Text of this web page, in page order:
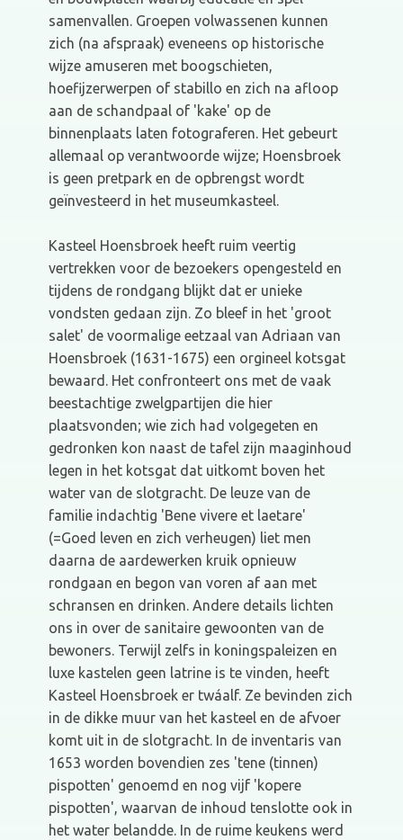
samenvallen. Groepen volwassenen kunnen
zich (na afspraak) eveneens op historische
wijze amuseren met boogschieten,
hoefijzerwerpen of stabillo en zich na afloop
aan de schandpaal of 'kake' op de
binnenplaats laten fotograferen. Het gebeurt
allemaal op verantwoorde wijze; Hoensbroek
is geen pretpark en de opbrengst wordt
geïnvesteerd in het museumkasteel.
Kasteel Hoensbroek heeft ruim veertig
vertrekken voor de bezoekers opengesteld en
tijdens de rondgang blijkt dat er unieke
vondsten gedaan zijn. Zo bleef in het 'groot
salet' de voormalige eetzaal van Adriaan van
Hoensbroek (1631-1675) een orgineel kotsgat
bewaard. Het confronteert ons met de vaak
beestachtige zwelgpartijen die hier
plaatsvonden; wie zich had volgegeten en
gedronken kon naast de tafel zijn maaginhoud
legen in het kotsgat dat uitkomt boven het
water van de slotgracht. De leuze van de
familie indachtig 'Bene vivere et laetare'
(=Goed leven en zich verheugen) liet men
daarna de aardewerken kruik opnieuw
rondgaan en begon van voren af aan met
schransen en drinken. Andere details lichten
ons in over de sanitaire gewoonten van de
bewoners. Terwijl zelfs in koningspaleizen en
luxe kastelen geen latrine is te vinden, heeft
Kasteel Hoensbroek er twáalf. Ze bevinden zich
in de dikke muur van het kasteel en de afvoer
komt uit in de slotgracht. In de inventaris van
1653 worden bovendien zes 'tene (tinnen)
pispotten' genoemd en nog vijf 'kopere
pispotten', waarvan de inhoud tenslotte ook in
het water belandde. In de ruime keukens werd